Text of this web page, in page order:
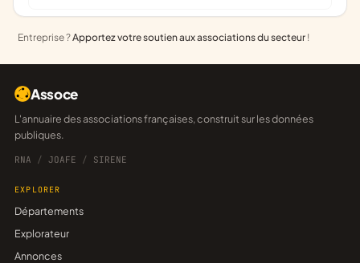
Entreprise ?Apportez votre soutien aux associations du secteur !
Assoce
L'annuaire des associations françaises, construit sur les données
publiques.
RNA / JOAFE / SIRENE
EXPLORER
Départements
Explorateur
Annonces